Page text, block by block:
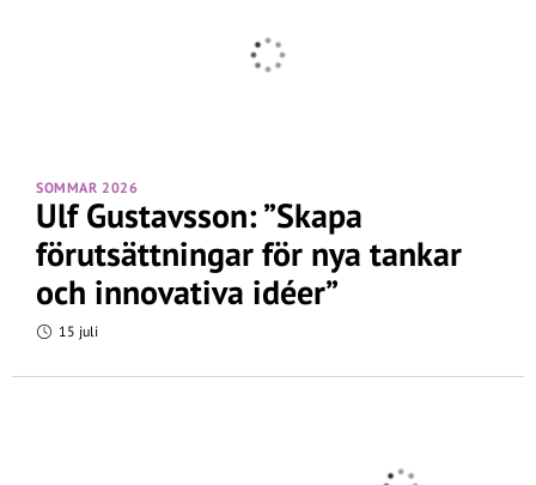
SOMMAR 2026
Ulf Gustavsson: ”Skapa
förutsättningar för nya tankar
och innovativa idéer”
15 juli